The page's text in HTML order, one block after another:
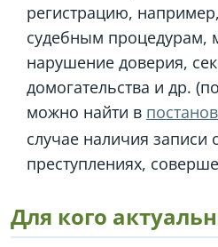
регистрацию,
судебным процедурам,
нарушение доверия,
домогательства и др.
можно найти в
случае наличия записи
преступлениях,
Для кого